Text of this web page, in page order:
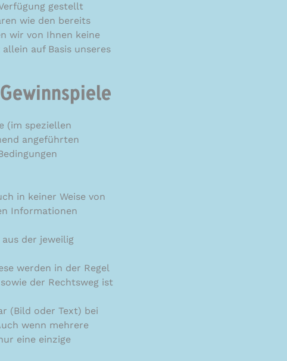
gestellt
wie den bereits
wir von Ihnen keine
auf Basis unseres
(im speziellen
angeführten
in keiner Weise von
Informationen
der jeweilig
werden in der Regel
der Rechtsweg ist
(Bild oder Text) bei
wenn mehrere
eine einzige